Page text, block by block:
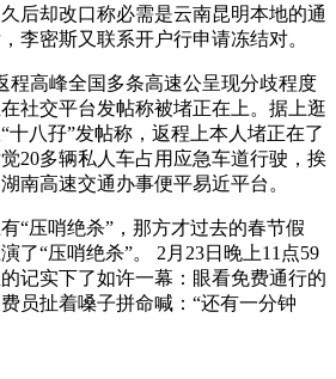
后却改口称必需是云南昆明本地的通
李密斯又联系开户行申请冻结对。
高峰全国多条高速公呈现分歧程度
社交平台发帖称被堵正在上。据上逛
十八孖”发帖称，返程上本人堵正在了
20多辆私人车占用应急车道行驶，挨
南高速交通办事便平易近平台。
压哨绝杀”，那方才过去的春节假
了“压哨绝杀”。 2月23日晚上11点59
记实下了如许一幕：眼看免费通行的
员扯着嗓子拼命喊：“还有一分钟